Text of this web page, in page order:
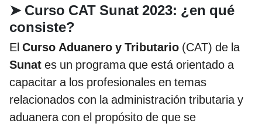
➤ Curso CAT Sunat 2023: ¿en qué
consiste?
El Curso Aduanero y Tributario (CAT) de la
Sunat es un programa que está orientado a
capacitar a los profesionales en temas
relacionados con la administración tributaria y
aduanera con el propósito de que se